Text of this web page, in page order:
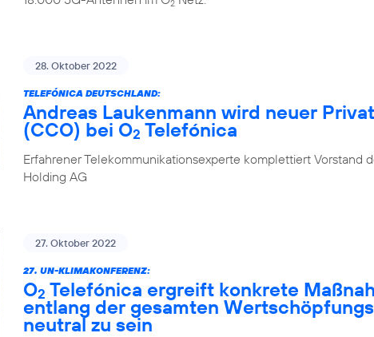
2
28. Oktober 2022
TELEFÓNICA DEUTSCHLAND:
Andreas Laukenmann wird neuer
(CCO) bei O2 Telefónica
Erfahrener Telekommunikationsexperte komplettiert Vorstand
Holding AG
27. Oktober 2022
27. UN-KLIMAKONFERENZ:
O2 Telefónica ergreift konkrete
entlang der gesamten
neutral zu sein